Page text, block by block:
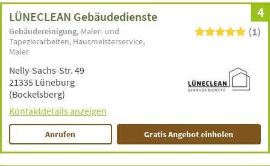
4
LÜNECLEAN Gebäudedienste
Gebäudereinigung Maler- und
Tapezierarbeiten Hausmeisterservice
Maler
(1)
Nelly-Sachs-Str. 49
21335 Lüneburg
(Bockelsberg)
Kontaktdetails anzeigen
Anrufen Gratis Angebot einholen